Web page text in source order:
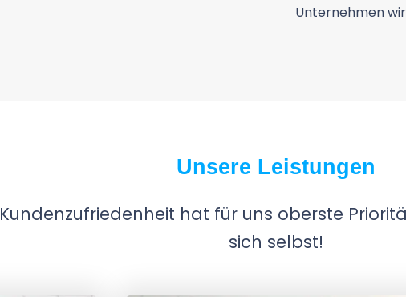
Unternehmen
Unsere Leistungen
Kundenzufriedenheit hat für uns oberste
sich selbst!